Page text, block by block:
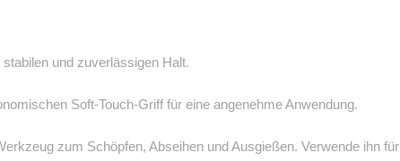
und zuverlässigen Halt.
Soft-Touch-Griff für eine angenehme Anwendung.
zum Schöpfen, Abseihen und Ausgießen. Verwende ihn für